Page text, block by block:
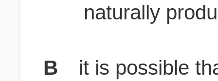
naturally
B
it is possible